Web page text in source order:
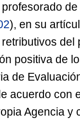
), en su
positiva de
de
acuerdo con
Agencia y